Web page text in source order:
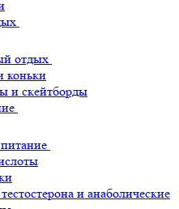
отдых
коньки
и скейтборды
и анаболические